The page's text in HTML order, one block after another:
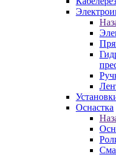
Оснастка